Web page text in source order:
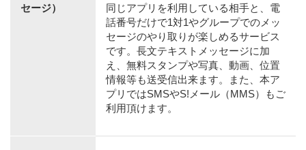
セージ）
同じアプリを利用している相手と、電
話番号だけで1対1やグループでのメッ
セージのやり取りが楽しめるサービス
です。長文テキストメッセージに加
え、無料スタンプや写真、動画、位置
情報等も送受信出来ます。また、本ア
プリではSMSやS!メール（MMS）もご
利用頂けます。